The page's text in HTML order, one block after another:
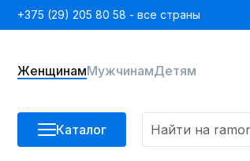
+375 (29) 205 80 58 - все страны
ЖенщинамМужчинамДетям
Каталог